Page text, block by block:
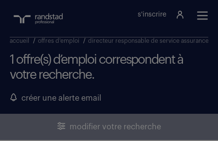
s'inscrire
accueil / offres d'emploi / directeur responsable de service assurances
1 offre(s) d’emploi correspondent à
votre recherche.
créer une alerte email
modifier votre recherche